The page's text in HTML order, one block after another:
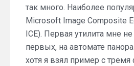
так много. Наиболее
Microsoft Image Composite
ICE). Первая утилита мне
первых, на автомате
хотя я взял пример с